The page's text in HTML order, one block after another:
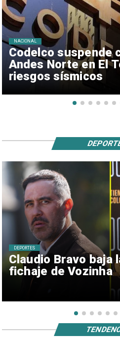
Codelco suspende
Andes Norte en El
riesgos sísmicos
NACIONAL
Claudio Bravo baja
fichaje de Vozinha
DEPORTES